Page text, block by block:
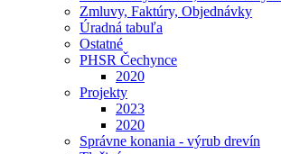
Zmluvy, Faktúry, Objednávky
Úradná tabuľa
Ostatné
PHSR Čechynce
2020
Projekty
2023
2020
Správne konania - výrub drevín